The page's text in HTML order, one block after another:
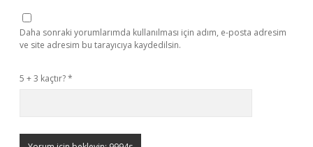
Daha sonraki yorumlarımda kullanılması için adım, e-posta adresim
ve site adresim bu tarayıcıya kaydedilsin.
5 + 3 kaçtır?*